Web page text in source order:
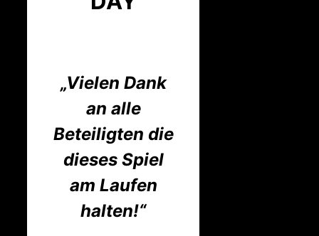
„Vielen Dank
an alle
Beteiligten die
dieses Spiel
am Laufen
halten!“